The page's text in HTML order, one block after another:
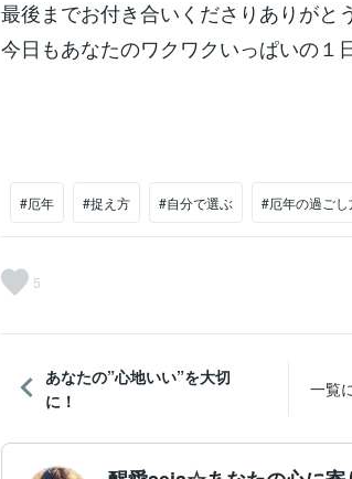
最後までお付き合いくださりありがと
今日もあなたのワクワクいっぱいの１
#厄年 #捉え方 #自分で選ぶ #厄年の過ごし
5
あなたの”心地いい”を大切
に！
一覧